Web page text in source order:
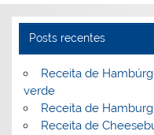
k
Posts recentes
Receita de
verde
Receita de
Receita de